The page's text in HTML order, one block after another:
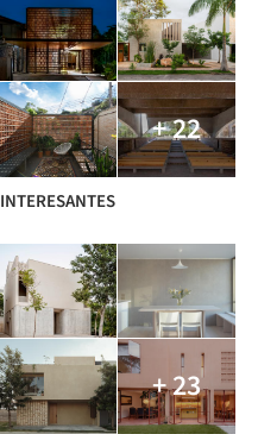
+ 22
INTERESANTES
+ 23